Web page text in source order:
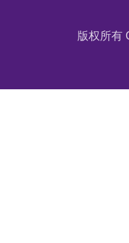
版权所有